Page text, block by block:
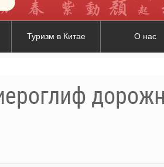
Туризм в Китае О нас